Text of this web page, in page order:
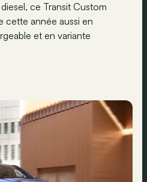
ce Transit Custom
cette année aussi en
et en variante